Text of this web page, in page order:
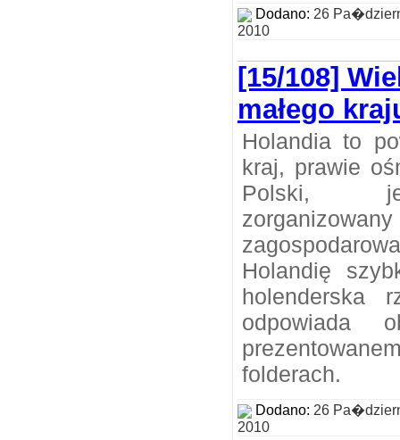
Dodano: 26
2010
[15/108]
małego
Holandia to
kraj, prawie
Polski,
Holandię
holenderska
odpowiada
folderach.
Dodano: 26
2010